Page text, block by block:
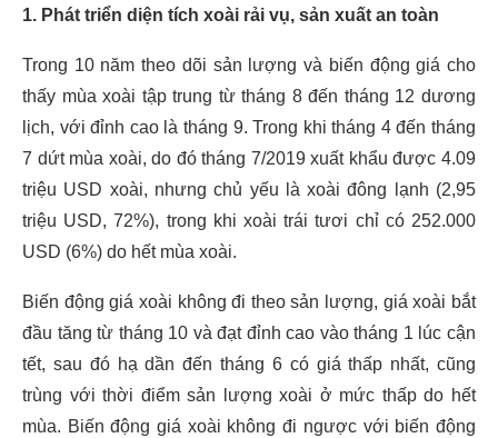
1. Phát triển diện tích xoài rải vụ, sản xuất an toàn
Trong 10 năm theo dõi sản lượng và biến động giá cho
thấy mùa xoài tập trung từ tháng 8 đến tháng 12 dương
lịch, với đỉnh cao là tháng 9. Trong khi tháng 4 đến tháng
7 dứt mùa xoài, do đó tháng 7/2019 xuất khẩu được 4.09
triệu USD xoài, nhưng chủ yếu là xoài đông lạnh (2,95
triệu USD, 72%), trong khi xoài trái tươi chỉ có 252.000
USD (6%) do hết mùa xoài.
Biến động giá xoài không đi theo sản lượng, giá xoài bắt
đầu tăng từ tháng 10 và đạt đỉnh cao vào tháng 1 lúc cận
tết, sau đó hạ dần đến tháng 6 có giá thấp nhất, cũng
trùng với thời điểm sản lượng xoài ở mức thấp do hết
mùa. Biến động giá xoài không đi ngược với biến động